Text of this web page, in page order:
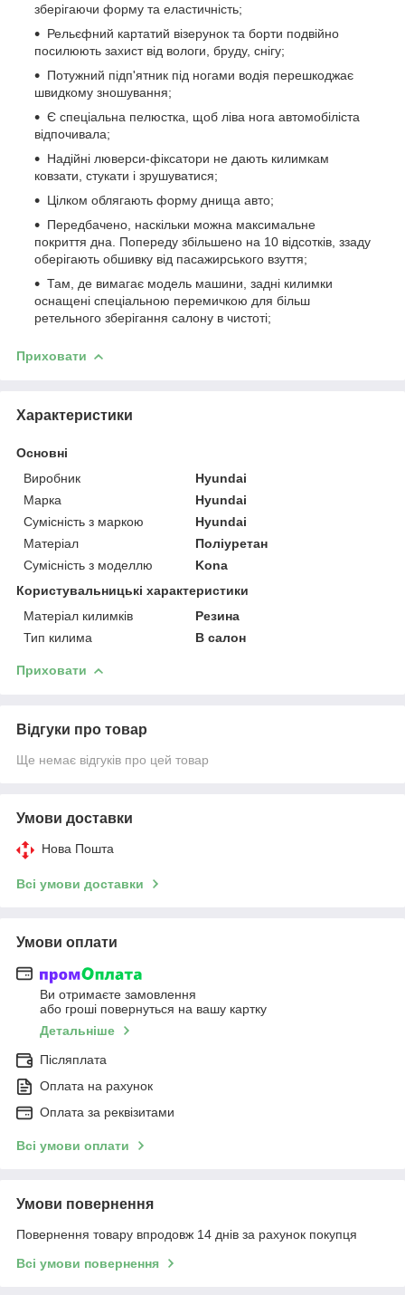
зберігаючи форму та еластичність;
Рельєфний картатий візерунок та борти подвійно
посилюють захист від вологи, бруду, снігу;
Потужний підп'ятник під ногами водія перешкоджає
швидкому зношування;
Є спеціальна пелюстка, щоб ліва нога автомобіліста
відпочивала;
Надійні люверси-фіксатори не дають килимкам
ковзати, стукати і зрушуватися;
Цілком облягають форму днища авто;
Передбачено, наскільки можна максимальне
покриття дна. Попереду збільшено на 10 відсотків, ззаду
оберігають обшивку від пасажирського взуття;
Там, де вимагає модель машини, задні килимки
оснащені спеціальною перемичкою для більш
ретельного зберігання салону в чистоті;
Приховати
Характеристики
Основні
Виробник
Hyundai
Марка
Hyundai
Сумісність з маркою
Hyundai
Матеріал
Поліуретан
Сумісність з моделлю
Kona
Користувальницькі характеристики
Матеріал килимків
Резина
Тип килима
В салон
Приховати
Відгуки про товар
Ще немає відгуків про цей товар
Умови доставки
Нова Пошта
Всі умови доставки
Умови оплати
Ви отримаєте замовлення
або гроші повернуться на вашу картку
Детальніше
Післяплата
Оплата на рахунок
Оплата за реквізитами
Всі умови оплати
Умови повернення
Повернення товару впродовж 14 днів за рахунок покупця
Всі умови повернення